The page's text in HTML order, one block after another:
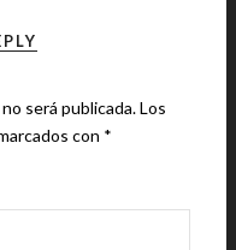
será publicada.Los
con *